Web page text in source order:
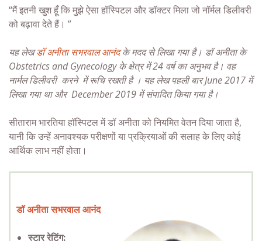
“मैं इतनी खुश हूँ कि मुझे ऐसा हॉस्पिटल और डॉक्टर मिला जो नॉर्मल डिलीवरी
को बढ़ावा देते हैं। ”
यह लेखडॉ अनीता सभरवाल आनंदके मदद से लिखा गया है। डॉ अनीता के
Obstetrics and Gynecology के क्षेत्र में 24 वर्ष का अनुभव है। वह
नार्मल डिलीवरीकरने में रूचि रखती है । यह लेख पहली बार June 2017 में
लिखा गया था और December 2019 में संपादित किया गया है।
सीताराम भारतिया हॉस्पिटल में डॉ अनीता को नियमित वेतन दिया जाता है,
यानी कि उन्हें अनावश्यक परीक्षणों या प्रक्रियाओं की सलाह के लिए कोई
आर्थिक लाभ नहीं होता।
डॉ अनीता सभरवाल आनंद
स्टार रेटिंग: